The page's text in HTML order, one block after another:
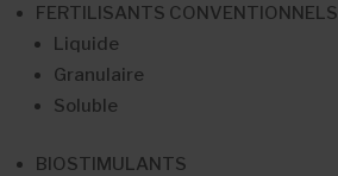
FERTILISANTS CONVENTIONNELS
Liquide
Granulaire
Soluble
BIOSTIMULANTS